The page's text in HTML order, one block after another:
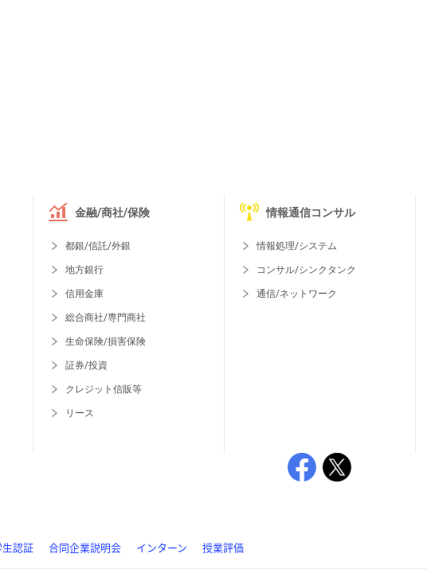
金融/商社/保険
都銀/信託/外銀
地方銀行
信用金庫
総合商社/専門商社
生命保険/損害保険
証券/投資
クレジット信販等
リース
情報通信コンサル
情報処理/システム
コンサル/シンクタンク
通信/ネットワーク
認証 合同企業説明会 インターン 授業評価